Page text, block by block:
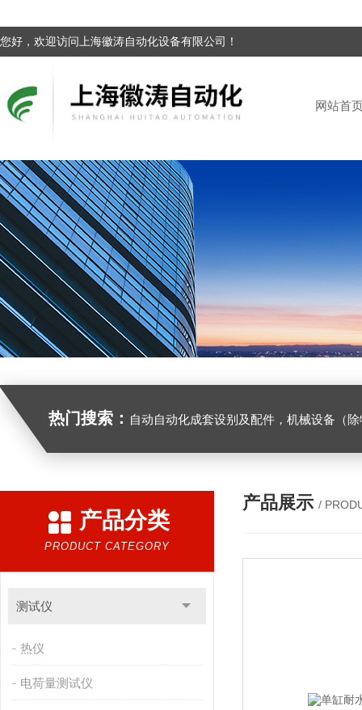
您好，欢迎访问上海徽涛自动化设备有限公司！
网站首
热门搜索： 自动自动化成套设别及配件，机械设备（除特种设备）及配件制造，加工（以上限分支机构经营），设计，批发，零售，模具，五金制品，工具加工（限分支机构经营），设计，批发，零售。五金交电，金属材料，金属制品，不锈钢制品，建筑材料，钢材，橡塑制品，环保设备，润滑剂，汽车配件，摩托车配件的批发，零售。（企业经营涉及行政许可的，凭许可证件经营）化成套设别及配件，机械设备（除特种设
产品分类
PRODUCT CATEGORY
测试仪
热仪
电荷量测试仪
产品展示 /